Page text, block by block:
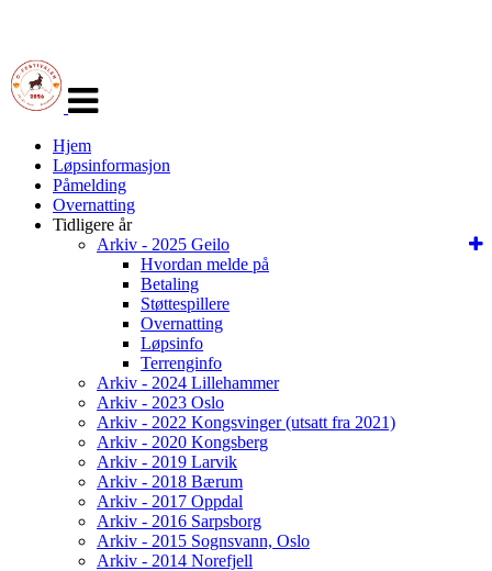
navigasjon
Hjem
Løpsinformasjon
Påmelding
Overnatting
Tidligere år
Arkiv - 2025 Geilo
Hvordan melde på
Betaling
Støttespillere
Overnatting
Løpsinfo
Terrenginfo
Arkiv - 2024 Lillehammer
Arkiv - 2023 Oslo
Arkiv - 2022 Kongsvinger (utsatt fra 2021)
Arkiv - 2020 Kongsberg
Arkiv - 2019 Larvik
Arkiv - 2018 Bærum
Arkiv - 2017 Oppdal
Arkiv - 2016 Sarpsborg
Arkiv - 2015 Sognsvann, Oslo
Arkiv - 2014 Norefjell